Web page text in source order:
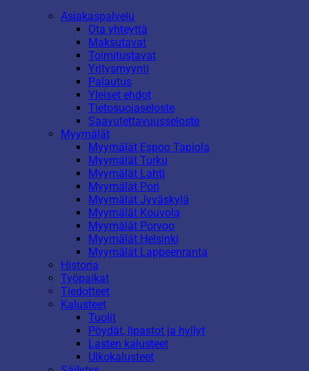
Asiakaspalvelu
Ota yhteyttä
Maksutavat
Toimitustavat
Yritysmyynti
Palautus
Yleiset ehdot
Tietosuojaseloste
Saavutettavuusseloste
Myymälät
Myymälät Espoo Tapiola
Myymälät Turku
Myymälät Lahti
Myymälät Pori
Myymälät Jyväskylä
Myymälät Kouvola
Myymälät Porvoo
Myymälät Helsinki
Myymälät Lappeenranta
Historia
Työpaikat
Tiedotteet
Kalusteet
Tuolit
Pöydät, lipastot ja hyllyt
Lasten kalusteet
Ulkokalusteet